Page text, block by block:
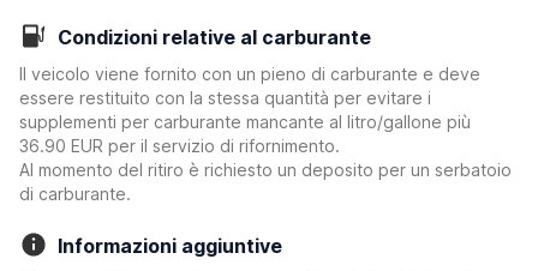
Condizioni relative al carburante
Il veicolo viene fornito con un pieno di carburante e deve
essere restituito con la stessa quantità per evitare i
supplementi per carburante mancante al litro/gallone più
36.90 EUR per il servizio di rifornimento.
Al momento del ritiro è richiesto un deposito per un serbatoio
di carburante.
Informazioni aggiuntive